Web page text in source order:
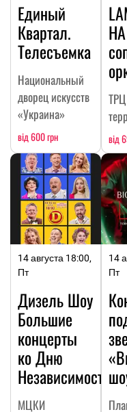
Единый
Квартал.
Телесъемка
Национальный
дворец искусств
«Украина»
від 600 грн від
14 августа 18:00,
Пт
Дизель Шоу
Большие
концерты
ко Дню
Независимости
МЦКИ
14
Пт